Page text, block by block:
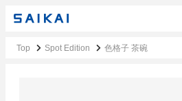
Top Spot Edition 色格子 茶碗